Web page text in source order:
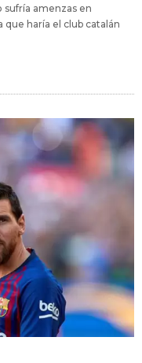
sufría amenzas en
que haría el club catalán